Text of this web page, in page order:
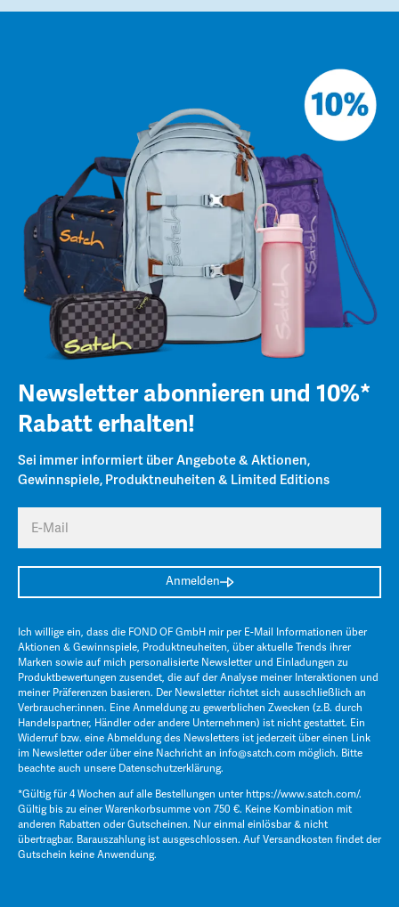
Newsletter abonnieren und 10%*
Rabatt erhalten!
Sei immer informiert über Angebote & Aktionen,
Gewinnspiele, Produktneuheiten & Limited Editions
E-Mail
Anmelden
Ich willige ein, dass die FOND OF GmbH mir per E-Mail Informationen über
Aktionen & Gewinnspiele, Produktneuheiten, über aktuelle Trends ihrer
Marken sowie auf mich personalisierte Newsletter und Einladungen zu
Produktbewertungen zusendet, die auf der Analyse meiner Interaktionen und
meiner Präferenzen basieren. Der Newsletter richtet sich ausschließlich an
Verbraucher:innen. Eine Anmeldung zu gewerblichen Zwecken (z.B. durch
Handelspartner, Händler oder andere Unternehmen) ist nicht gestattet. Ein
Widerruf bzw. eine Abmeldung des Newsletters ist jederzeit über einen Link
im Newsletter oder über eine Nachricht an info@satch.com möglich. Bitte
beachte auch unsere Datenschutzerklärung.
*Gültig für 4 Wochen auf alle Bestellungen unter https://www.satch.com/.
Gültig bis zu einer Warenkorbsumme von 750 €. Keine Kombination mit
anderen Rabatten oder Gutscheinen. Nur einmal einlösbar & nicht
übertragbar. Barauszahlung ist ausgeschlossen. Auf Versandkosten findet der
Gutschein keine Anwendung.